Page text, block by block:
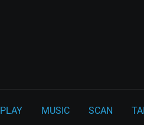
PLAY MUSIC SCAN